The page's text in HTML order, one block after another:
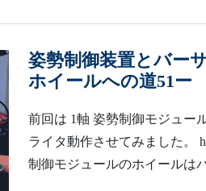
姿勢制御装置とバー
ホイールへの道51ー
前回は 1軸 姿勢制御モジュー
ライタ動作させてみました。
制御モジュールのホイールは